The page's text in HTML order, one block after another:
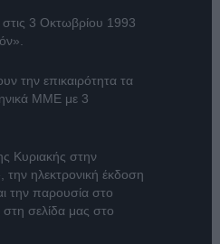
στις 3 Οκτωβρίου 1993
την επικαιρότητα τα
ΜΜΕ με 3
Κυριακής στην
, την ηλεκτρονική έκδοση
την παρουσία στο
στη σελίδα μας στο